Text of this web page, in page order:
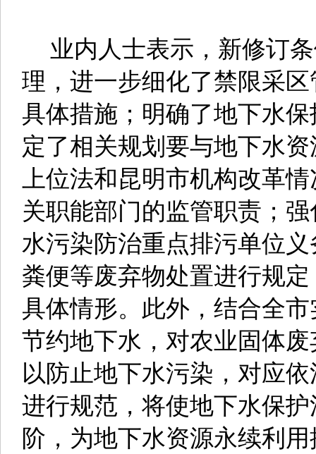
业内人士表示，新修订
理，进一步细化了禁限采
具体措施；明确了地下水
定了相关规划要与地下水
上位法和昆明市机构改革
关职能部门的监管职责；
水污染防治重点排污单位
粪便等废弃物处置进行规
具体情形。此外，结合全
节约地下水，对农业固体
以防止地下水污染，对应
进行规范，将使地下水保
阶，为地下水资源永续利